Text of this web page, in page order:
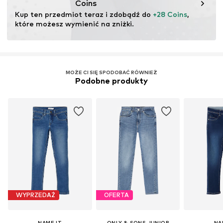
Coins
Kup ten przedmiot teraz i zdobądź do +28 Coins,
które możesz wymienić na zniżki.
MOŻE CI SIĘ SPODOBAĆ RÓWNIEŻ
Podobne produkty
WYPRZEDAŻ OFERTA